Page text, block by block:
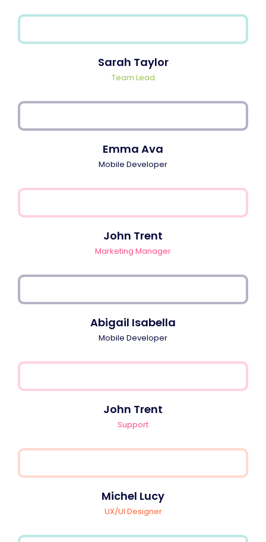
Sarah Taylor
Team Lead
Emma Ava
Mobile Developer
John Trent
Marketing Manager
Abigail Isabella
Mobile Developer
John Trent
Support
Michel Lucy
UX/UI Designer